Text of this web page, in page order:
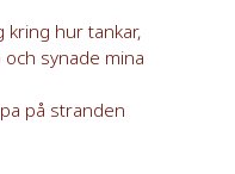
kring hur tankar,
synade mina
på stranden